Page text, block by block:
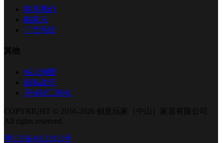
联系我们
酷家乐
订货系统
其他
站点地图
隐私政策
环保竣工验收
COPYRIGHT © 2016-2026 创意玩家（中山）家居有限公司
All rights reserved.
粤ICP备16022921号